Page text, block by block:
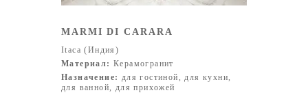
уникальных для Индии форматов плитки, таких как
Цветовая палитра продукции Itaca включает широкий
спектр оттенков, от классических нейтральных тонов
(белый, бежевый, серый) до более смелых и
MARMI DI CARARA
Itaca (Индия)
Материал: Керамогранит
Назначение: для гостиной, для кухни,
для ванной, для прихожей